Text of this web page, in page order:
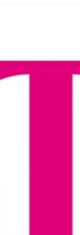
BKA zerschlägt
Wahlfreiheit der